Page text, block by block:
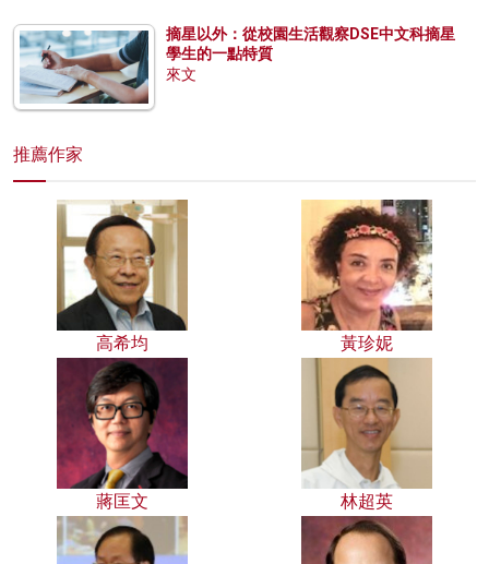
摘星以外：從校園生活觀察DSE中文科摘星
學生的一點特質
來文
推薦作家
高希均 黃珍妮
蔣匡文 林超英